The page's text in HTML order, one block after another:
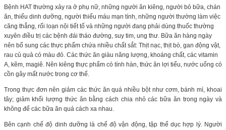
Bệnh HAT thường xảy ra ở phụ nữ, những người ăn kiêng, người bỏ bữa, chán
ăn, thiếu dinh dưỡng, người thiếu máu mạn tính, những người thường làm việc
căng thẳng, rối loạn nội tiết tố và những người đang phải dùng thuốc thường
xuyên điều trị các bệnh đái tháo đường, suy tim, ung thư. Bữa ăn hàng ngày
nên bổ sung các thực phẩm chứa nhiều chất sắt: Thịt nạc, thịt bò, gan động vật,
rau củ quả có màu đỏ. Các thức ăn giàu năng lượng, khoáng chất, các vitamin
A, kẽm, magiê. Nên kiêng thực phẩm có tính hàn, thức ăn lợi tiểu, nước uống có
cồn gây mất nước trong cơ thể.
Trong thực đơn nên giảm các thức ăn quá nhiều bột như cơm, bánh mì, khoai
tây; giảm khối lượng thức ăn bằng cách chia nhỏ các bữa ăn trong ngày và
không để các bữa ăn quá cách xa nhau.
Bên cạnh chế độ dinh dưỡng là chế độ vận động, tập thể dục hợp lý. Người